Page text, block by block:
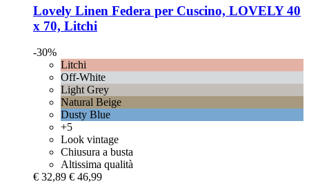
Lovely Linen Federa per Cuscino, LOVELY 40
x 70, Litchi
-30%
Litchi
Off-White
Light Grey
Natural Beige
Dusty Blue
+5
Look vintage
Chiusura a busta
Altissima qualità
€ 32,89 € 46,99